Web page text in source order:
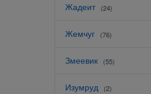
Жадеит (24)
Жемчуг (76)
Змеевик (55)
Изумруд (2)